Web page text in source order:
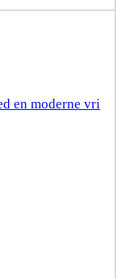
en moderne vri